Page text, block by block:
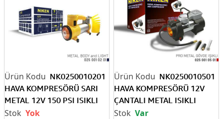
NK0250010201
HAVA KOMPRESÖRÜ SARI
METAL 12V 150 PSI ISIKLI
SiYAHYok
NK0250010501
HAVA KOMPRESÖRÜ 12V
ÇANTALI METAL ISIKLI
SiYAHVar